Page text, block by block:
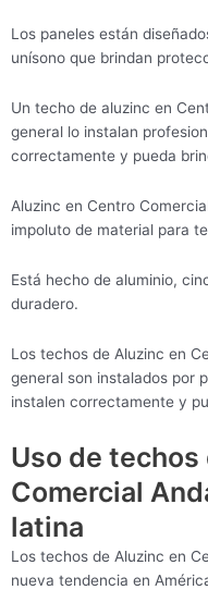
Los paneles están
unísono que brindan
Un techo de aluzinc en
general lo instalan
correctamente y pueda
Aluzinc en Centro
impoluto de material para
Está hecho de aluminio,
duradero.
Los techos de Aluzinc en
general son instalados por
instalen correctamente y
Uso de
Comercial
latina
Los techos de Aluzinc en
nueva tendencia en